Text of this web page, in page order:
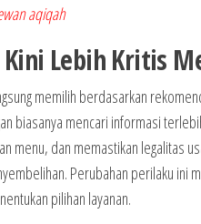
aqiqah
Kini Lebih Kritis
memilih berdasarkan
biasanya mencari informasi
menu, dan memastikan legalitas
Perubahan perilaku ini
pilihan layanan.